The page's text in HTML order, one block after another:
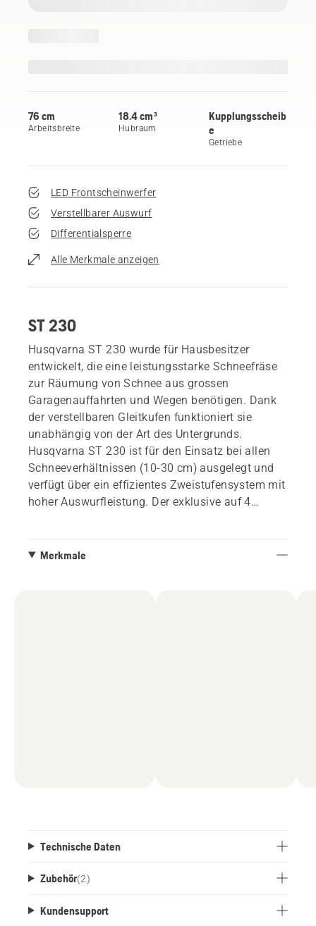
76 cm
Arbeitsbreite
18.4 cm³
Hubraum
Kupplungsscheib
e
Getriebe
LED Frontscheinwerfer
Verstellbarer Auswurf
Differentialsperre
Alle Merkmale anzeigen
ST 230
Husqvarna ST 230 wurde für Hausbesitzer
entwickelt, die eine leistungsstarke Schneefräse
zur Räumung von Schnee aus grossen
Garagenauffahrten und Wegen benötigen. Dank
der verstellbaren Gleitkufen funktioniert sie
unabhängig von der Art des Untergrunds.
Husqvarna ST 230 ist für den Einsatz bei allen
Schneeverhältnissen (10-30 cm) ausgelegt und
verfügt über ein effizientes Zweistufensystem mit
hoher Auswurfleistung. Der exklusive auf 4
Servolenkung und extra grosse Räder sorgen für
Merkmale
Technische Daten
Zubehör(2)
Kundensupport